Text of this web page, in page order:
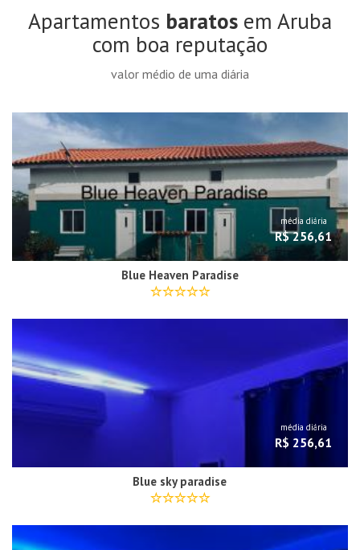
Apartamentos baratos em Aruba
com boa reputação
valor médio de uma diária
média diária
R$ 256,61
Blue Heaven Paradise
média diária
R$ 256,61
Blue sky paradise